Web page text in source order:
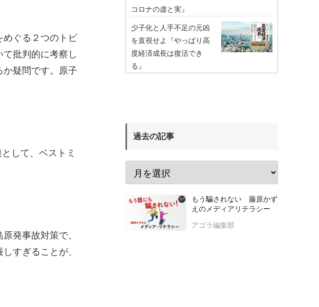
めぐる２つのトピ
批判的に考察し
か疑問です。原子
して、ベストミ
発事故対策で、
すぎることが、
コロナの虚と実』
少子化と人手不足の元凶
を直視せよ『やっぱり高
度経済成長は復活でき
る』
過去の記事
もう騙されない 藤原かず
えのメディアリテラシー
アゴラ編集部